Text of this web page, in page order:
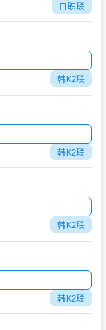
日职联
韩K2联
韩K2联
韩K2联
韩K2联